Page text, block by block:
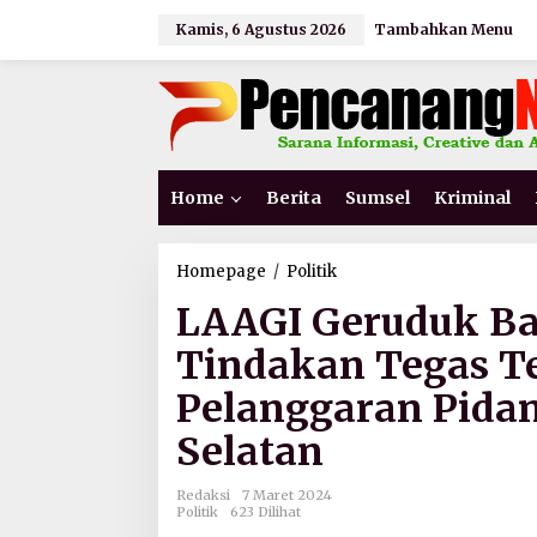
Kamis, 6 Agustus 2026 Tambahkan Menu
Home Berita Sumsel Kriminal
Homepage / Politik
A
G
I
G
e
r
LAAGI Geruduk
Tindakan Tegas
Pelanggaran
Selatan
Redaksi
7 Maret 2024
Politik
623 Dilihat